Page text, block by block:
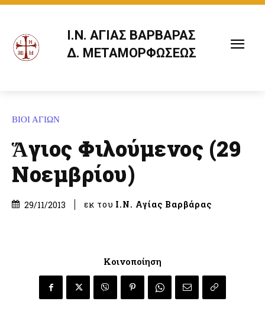
Ι.Ν. ΑΓΙΑΣ ΒΑΡΒΑΡΑΣ
Δ. ΜΕΤΑΜΟΡΦΩΣΕΩΣ
ΒΙΟΙ ΑΓΙΩΝ
Ἅγιος Φιλούμενος (29
Νοεμβρίου)
29/11/2013 εκ του Ι.Ν. Αγίας Βαρβάρας
Κοινοποίηση